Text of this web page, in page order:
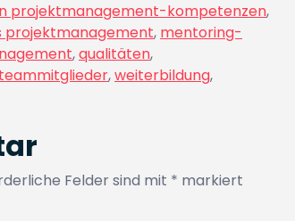
projektmanagement-kompetenzen,
projektmanagement, mentoring-
,qualitäten,
teammitglieder,weiterbildung,
Felder sind mit * markiert